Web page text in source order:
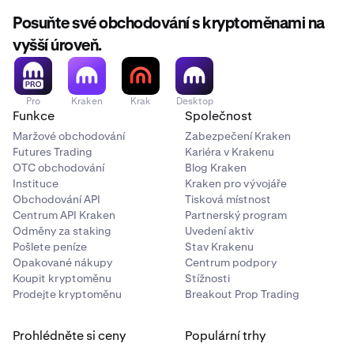
Posuňte své obchodování s kryptoměnami na
vyšší úroveň.
Pro Kraken Krak Desktop
Funkce
Maržové obchodování
Futures Trading
OTC obchodování
Instituce
Obchodování API
Centrum API Kraken
Odměny za staking
Pošlete peníze
Opakované nákupy
Koupit kryptoměnu
Prodejte kryptoměnu
Společnost
Zabezpečení Kraken
Kariéra v Krakenu
Blog Kraken
Kraken pro vývojáře
Tisková místnost
Partnerský program
Uvedení aktiv
Stav Krakenu
Centrum podpory
Stížnosti
Breakout Prop Trading
Prohlédněte si ceny Populární trhy